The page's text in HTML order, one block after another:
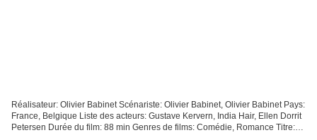
Réalisateur: Olivier Babinet Scénariste: Olivier Babinet, Olivier Babinet Pays:
France, Belgique Liste des acteurs: Gustave Kervern, India Hair, Ellen Dorrit
Petersen Durée du film: 88 min Genres de films: Comédie, Romance Titre: